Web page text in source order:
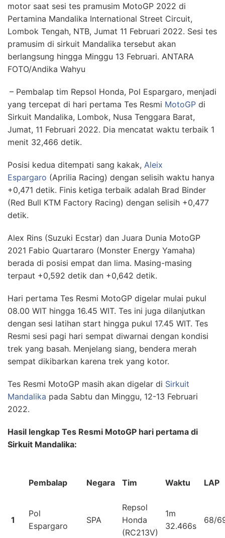
motor saat sesi tes pramusim MotoGP 2022 di
Pertamina Mandalika International Street Circuit,
Lombok Tengah, NTB, Jumat 11 Februari 2022. Sesi tes
pramusim di sirkuit Mandalika tersebut akan
berlangsung hingga Minggu 13 Februari. ANTARA
FOTO/Andika Wahyu
– Pembalap tim Repsol Honda, Pol Espargaro, menjadi
yang tercepat di hari pertama Tes Resmi MotoGP di
Sirkuit Mandalika, Lombok, Nusa Tenggara Barat,
Jumat, 11 Februari 2022. Dia mencatat waktu terbaik 1
menit 32,466 detik.
Posisi kedua ditempati sang kakak, Aleix
Espargaro (Aprilia Racing) dengan selisih waktu hanya
+0,471 detik. Finis ketiga terbaik adalah Brad Binder
(Red Bull KTM Factory Racing) dengan selisih +0,477
detik.
Alex Rins (Suzuki Ecstar) dan Juara Dunia MotoGP
2021 Fabio Quartararo (Monster Energy Yamaha)
berada di posisi empat dan lima. Masing-masing
terpaut +0,592 detik dan +0,642 detik.
Hari pertama Tes Resmi MotoGP digelar mulai pukul
08.00 WIT hingga 16.45 WIT. Tes ini juga dilanjutkan
dengan sesi latihan start hingga pukul 17.45 WIT. Tes
Resmi sesi pagi hari sempat diwarnai dengan kondisi
trek yang basah. Menjelang siang, bendera merah
sempat dikibarkan karena trek yang kotor.
Tes Resmi MotoGP masih akan digelar di Sirkuit
Mandalika pada Sabtu dan Minggu, 12-13 Februari
2022.
Hasil lengkap Tes Resmi MotoGP hari pertama di
Sirkuit Mandalika:
Pembalap Negara Tim Waktu LAP
1
Pol
Espargaro
SPA
Repsol
Honda
(RC213V)
1m
32.466s
68/